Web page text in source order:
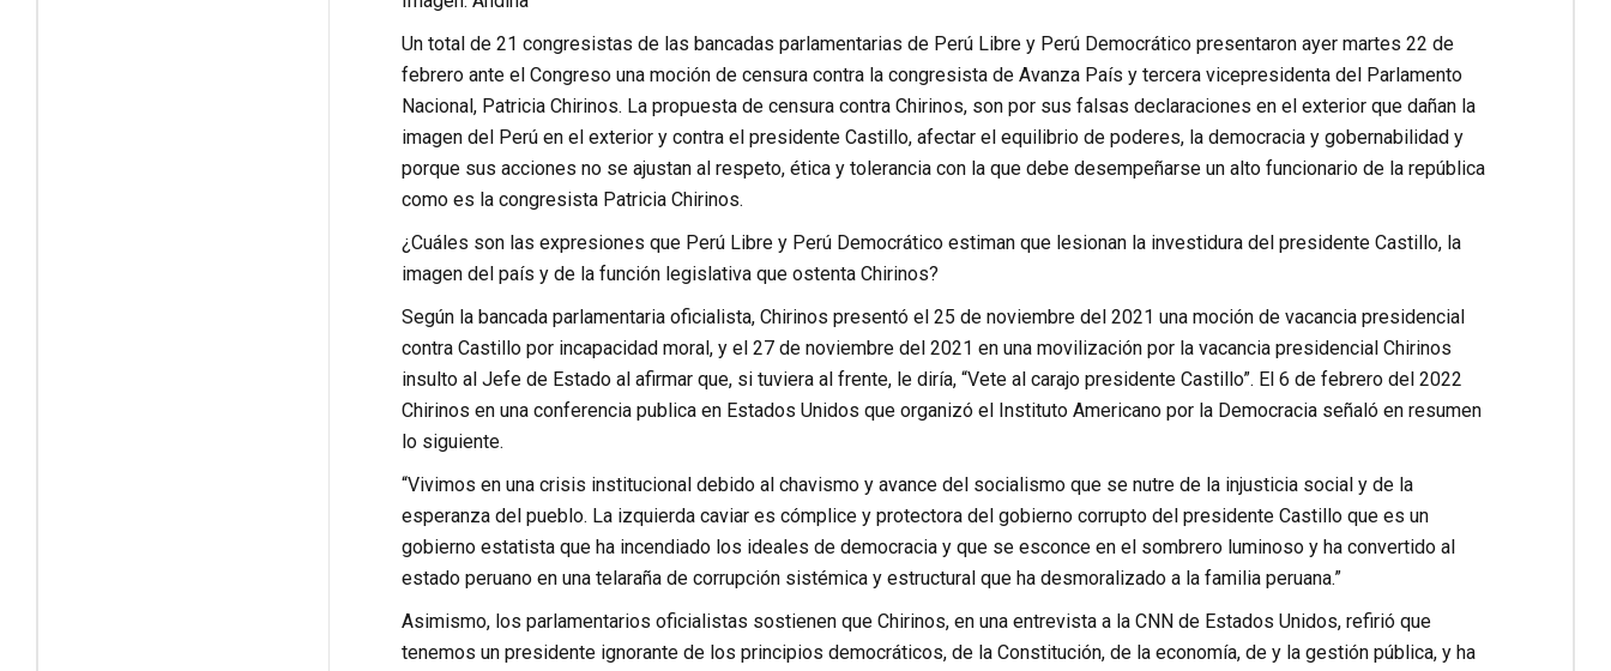
Un total de 21 congresistas de las bancadas parlamentarias de Perú Libre y Perú Democrático presentaron ayer martes 22 de
febrero ante el Congreso una moción de censura contra la congresista de Avanza País y tercera vicepresidenta del Parlamento
Nacional, Patricia Chirinos. La propuesta de censura contra Chirinos, son por sus falsas declaraciones en el exterior que dañan la
imagen del Perú en el exterior y contra el presidente Castillo, afectar el equilibrio de poderes, la democracia y gobernabilidad y
porque sus acciones no se ajustan al respeto, ética y tolerancia con la que debe desempeñarse un alto funcionario de la república
como es la congresista Patricia Chirinos.
¿Cuáles son las expresiones que Perú Libre y Perú Democrático estiman que lesionan la investidura del presidente Castillo, la
imagen del país y de la función legislativa que ostenta Chirinos?
Según la bancada parlamentaria oficialista, Chirinos presentó el 25 de noviembre del 2021 una moción de vacancia presidencial
contra Castillo por incapacidad moral, y el 27 de noviembre del 2021 en una movilización por la vacancia presidencial Chirinos
insulto al Jefe de Estado al afirmar que, si tuviera al frente, le diría, “Vete al carajo presidente Castillo”. El 6 de febrero del 2022
Chirinos en una conferencia publica en Estados Unidos que organizó el Instituto Americano por la Democracia señaló en resumen
lo siguiente.
“Vivimos en una crisis institucional debido al chavismo y avance del socialismo que se nutre de la injusticia social y de la
esperanza del pueblo. La izquierda caviar es cómplice y protectora del gobierno corrupto del presidente Castillo que es un
gobierno estatista que ha incendiado los ideales de democracia y que se esconce en el sombrero luminoso y ha convertido al
estado peruano en una telaraña de corrupción sistémica y estructural que ha desmoralizado a la familia peruana.”
Asimismo, los parlamentarios oficialistas sostienen que Chirinos, en una entrevista a la CNN de Estados Unidos, refirió que
tenemos un presidente ignorante de los principios democráticos, de la Constitución, de la economía, de y la gestión pública, y ha